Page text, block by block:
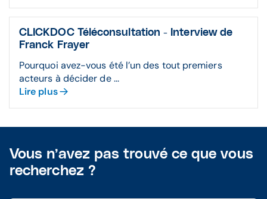
CLICKDOC Téléconsultation - Interview de
Franck Frayer
Pourquoi avez-vous été l’un des tout premiers
acteurs à décider de ...
Lire plus
Vous n’avez pas trouvé ce que vous
recherchez ?